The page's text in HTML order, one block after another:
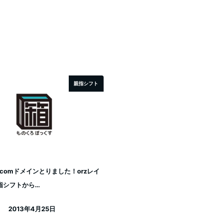
親指シフト
ドメインとりました！orzレイ
シフトから…
2013年4月25日